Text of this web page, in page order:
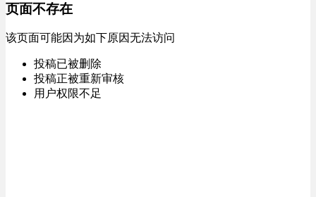
页面不存在
该页面可能因为如下原因无法访问
投稿已被删除
投稿正被重新审核
用户权限不足